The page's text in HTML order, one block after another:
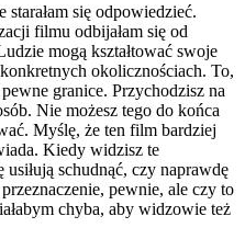
się odpowiedzieć.
filmu odbijałam się od
mogą kształtować swoje
okolicznościach. To,
granice. Przychodzisz na
Nie możesz tego do końca
Myślę, że ten film bardziej
Kiedy widzisz te
schudnąć, czy naprawdę
pewnie, ale czy to
chyba, aby widzowie też